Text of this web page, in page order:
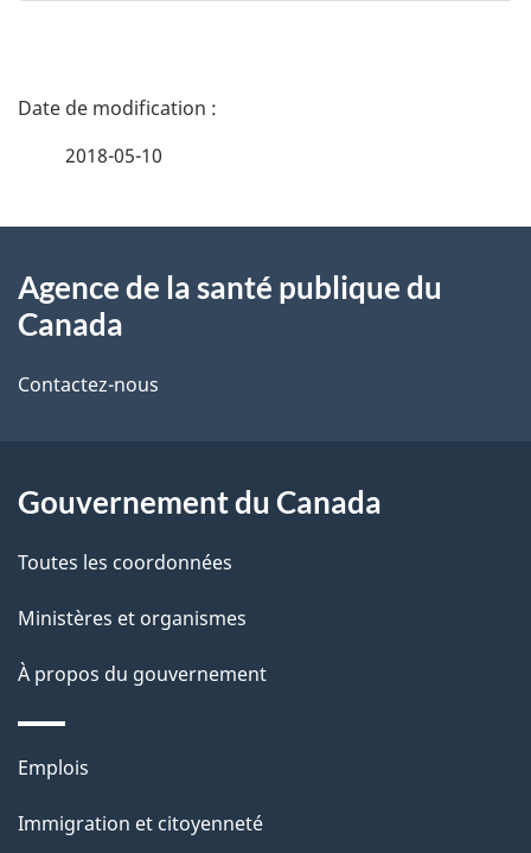
D
i
s
e
l
a
p
a
g
e
2018-05-10
propos
ce
Agence de la santé publique du
Canada
Contactez-nous
Gouvernement du Canada
Toutes les coordonnées
Ministères et organismes
À propos du gouvernement
Thèmes
sujets
Emplois
Immigration et citoyenneté